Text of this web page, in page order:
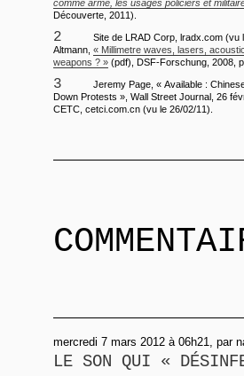
comme arme, les usages policiers et
Découverte, 2011).
2
Site de LRAD Corp, lradx.com (vu
Altmann, « Millimetre waves, lasers,
weapons ? » (pdf), DSF-Forschung, 2008,
3
Jeremy Page, « Available :
Down Protests », Wall Street Journal, 26
CETC, cetci.com.cn (vu le 26/02/11).
mercredi 7 mars 2012 à 06h21, par
LE SON QUI «